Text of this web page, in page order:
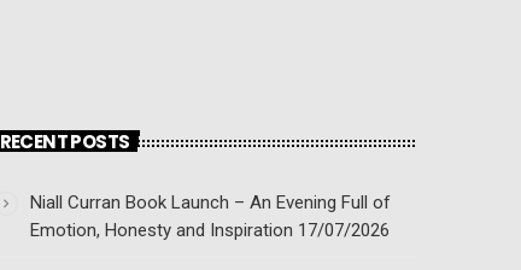
RECENT POSTS
Niall Curran Book Launch – An Evening Full of
Emotion, Honesty and Inspiration 17/07/2026